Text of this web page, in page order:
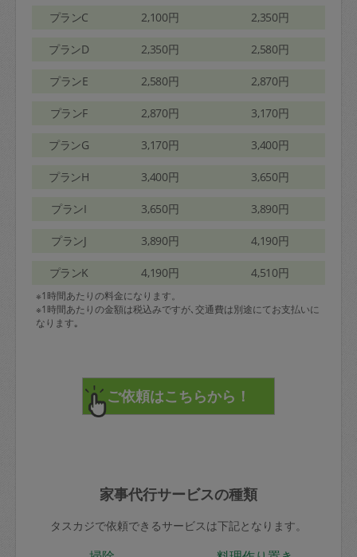
プランC 2,100円 2,350円
プランD 2,350円 2,580円
プランE 2,580円 2,870円
プランF 2,870円 3,170円
プランG 3,170円 3,400円
プランH 3,400円 3,650円
プランI 3,650円 3,890円
プランJ 3,890円 4,190円
プランK 4,190円 4,510円
※1時間あたりの料金になります。
※1時間あたりの金額は税込みですが､交通費は別途にてお支払いに
なります｡
家事代行サービスの種類
タスカジで依頼できるサービスは下記となります。